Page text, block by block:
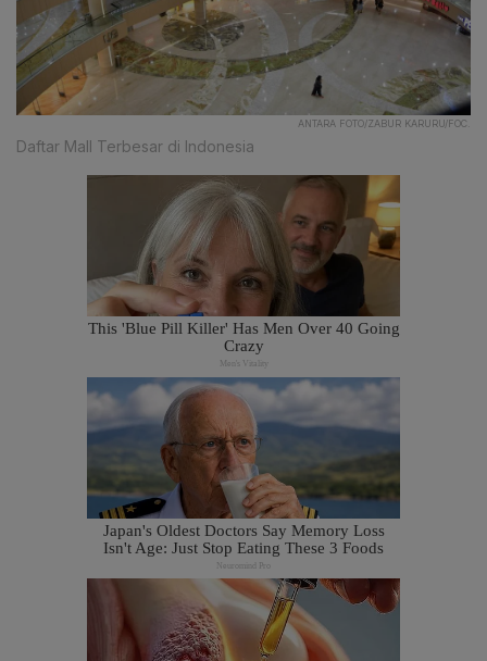
ANTARA FOTO/ZABUR KARURU/FOC.
Daftar Mall Terbesar di Indonesia